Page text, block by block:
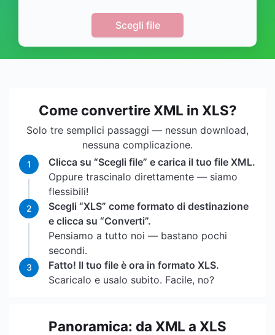
Scegli file
Come convertire XML in XLS?
Solo tre semplici passaggi — nessun download,
nessuna complicazione.
1
Clicca su “Scegli file” e carica il tuo file XML.
Oppure trascinalo direttamente — siamo
flessibili!
2
Scegli “XLS” come formato di destinazione
e clicca su “Converti”.
Pensiamo a tutto noi — bastano pochi
secondi.
3
Fatto! Il tuo file è ora in formato XLS.
Scaricalo e usalo subito. Facile, no?
Panoramica: da XML a XLS